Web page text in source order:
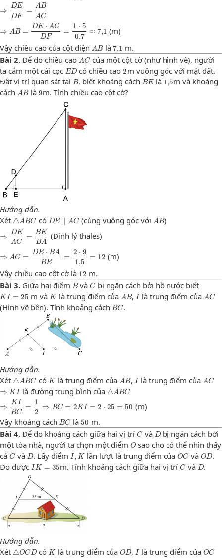
⇒
DE
DF
=
AB
AC
DEDF BAC
⇒ A B =
DE ⋅ AC
DF
=
1 ⋅ 5
0,7
≈ 7,1
B = ⋅ACD F=1 ,7 ≈7
(m)
Vậy chiều cao của cột điện AB
A Blà 7,1 m.
Bài 2. Để đo chiều cao AC
AC của một cột cờ (như hình vẽ), người
ta cắm một cái cọc ED
ED có chiều cao2
2m vuông góc với mặt đất.
Đặt vị trí quan sát tại B
B, biết khoảng cách BE
BE là 1,5
1, 5m và khoảng
cách AB
ABlà 9
9m. Tính chiều cao cột cờ?
Hướng dẫn.
Xét △A BC
△ABC có DE ∥ AC
DE∥ A (cùng vuông góc với A B
A B)
⇒
DE
AC
=
BE
BA
DEAC EBA (Định lý thales)
⇒ AC =
DE ⋅ BA
BE
=
2 ⋅ 9
1,5
= 12
C =D BAB E=2 5 = 12
(m)
Vậy chiều cao cột cờ là 12
12 m.
Bài 3. Giữa hai điểm B
BvàC
C bị ngăn cách bởi hồ nước biết
K I = 25
KI= m vàK
K là trung điểm của AB
A B,I
I là trung điểm củaAC
A C
(Hình vẽ bên). Tính khoảng cách BC
BC .
Hướng dẫn.
Xét △ A BC
△ABC có K
K là trung điểm của A B
A B, I
Ilà trung điểm của AC
A C
⇒ K I
⇒KI là đường trung bình của △ A BC
△ABC
⇒
K I
BC
=
1
2
IBC 2 ⇒ BC = 2KI = 2 ⋅ 25 = 50
BC =2 2⋅25
(m)
Vậy khoảng cách BC
BC là50
50 m.
Bài 4. Để đo khoảng cách giữa hai vị trí C
C vàD
D bị ngăn cách bởi
một tòa nhà, người ta chọn một điểm O
O sao cho có thể nhìn thấy
cả C
C vàD
D. Lấy điểmI , K
I, K lần lượt là trung điểm của OC
OCvà OD
OD.
Đo được IK = 35
IK= 35 m. Tính khoảng cách giữa hai vị tríC
C vàD
D.
Hướng dẫn.
Xét △OCD
△OCD có K
K là trung điểm của OD
O D, I
I là trung điểm củaOC
O C